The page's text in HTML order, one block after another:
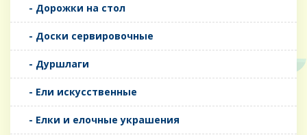
- Дорожки на стол
- Доски сервировочные
- Дуршлаги
- Ели искусственные
- Елки и елочные украшения